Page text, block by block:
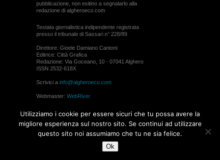
pubblicazione, non esitino a segnalarlo alla
redazione di algheroeco.com
Testata giornalistica indipendente registrata
presso il tribunale di Sassari n° 228/89
Direttore: Gioele Damiano Cantoni
Editrice: Città Grafica
Redazione: Via Goceano, 10 - 07041 Alghero
ISSN 2532-618X
Scrivici a info@algheroeco.com
Webmaster: WebRiver
permesso di algheroeco.com
Utilizziamo i cookie per essere sicuri che tu possa avere la
migliore esperienza sul nostro sito. Se continui ad utilizzare
questo sito noi assumiamo che tu ne sia felice.
Ok